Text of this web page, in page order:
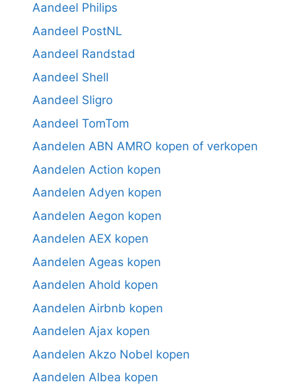
Aandeel Philips
Aandeel PostNL
Aandeel Randstad
Aandeel Shell
Aandeel Sligro
Aandeel TomTom
Aandelen ABN AMRO kopen of verkopen
Aandelen Action kopen
Aandelen Adyen kopen
Aandelen Aegon kopen
Aandelen AEX kopen
Aandelen Ageas kopen
Aandelen Ahold kopen
Aandelen Airbnb kopen
Aandelen Ajax kopen
Aandelen Akzo Nobel kopen
Aandelen Albea kopen